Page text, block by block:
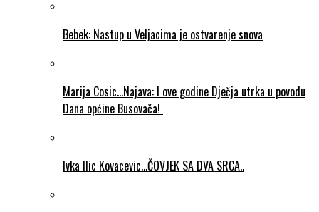
Bebek: Nastup u Veljacima je ostvarenje snova
Marija Cosic…Najava: I ove godine Dječja utrka u povodu
Dana općine Busovača!
Ivka Ilic Kovacevic…ČOVJEK SA DVA SRCA..